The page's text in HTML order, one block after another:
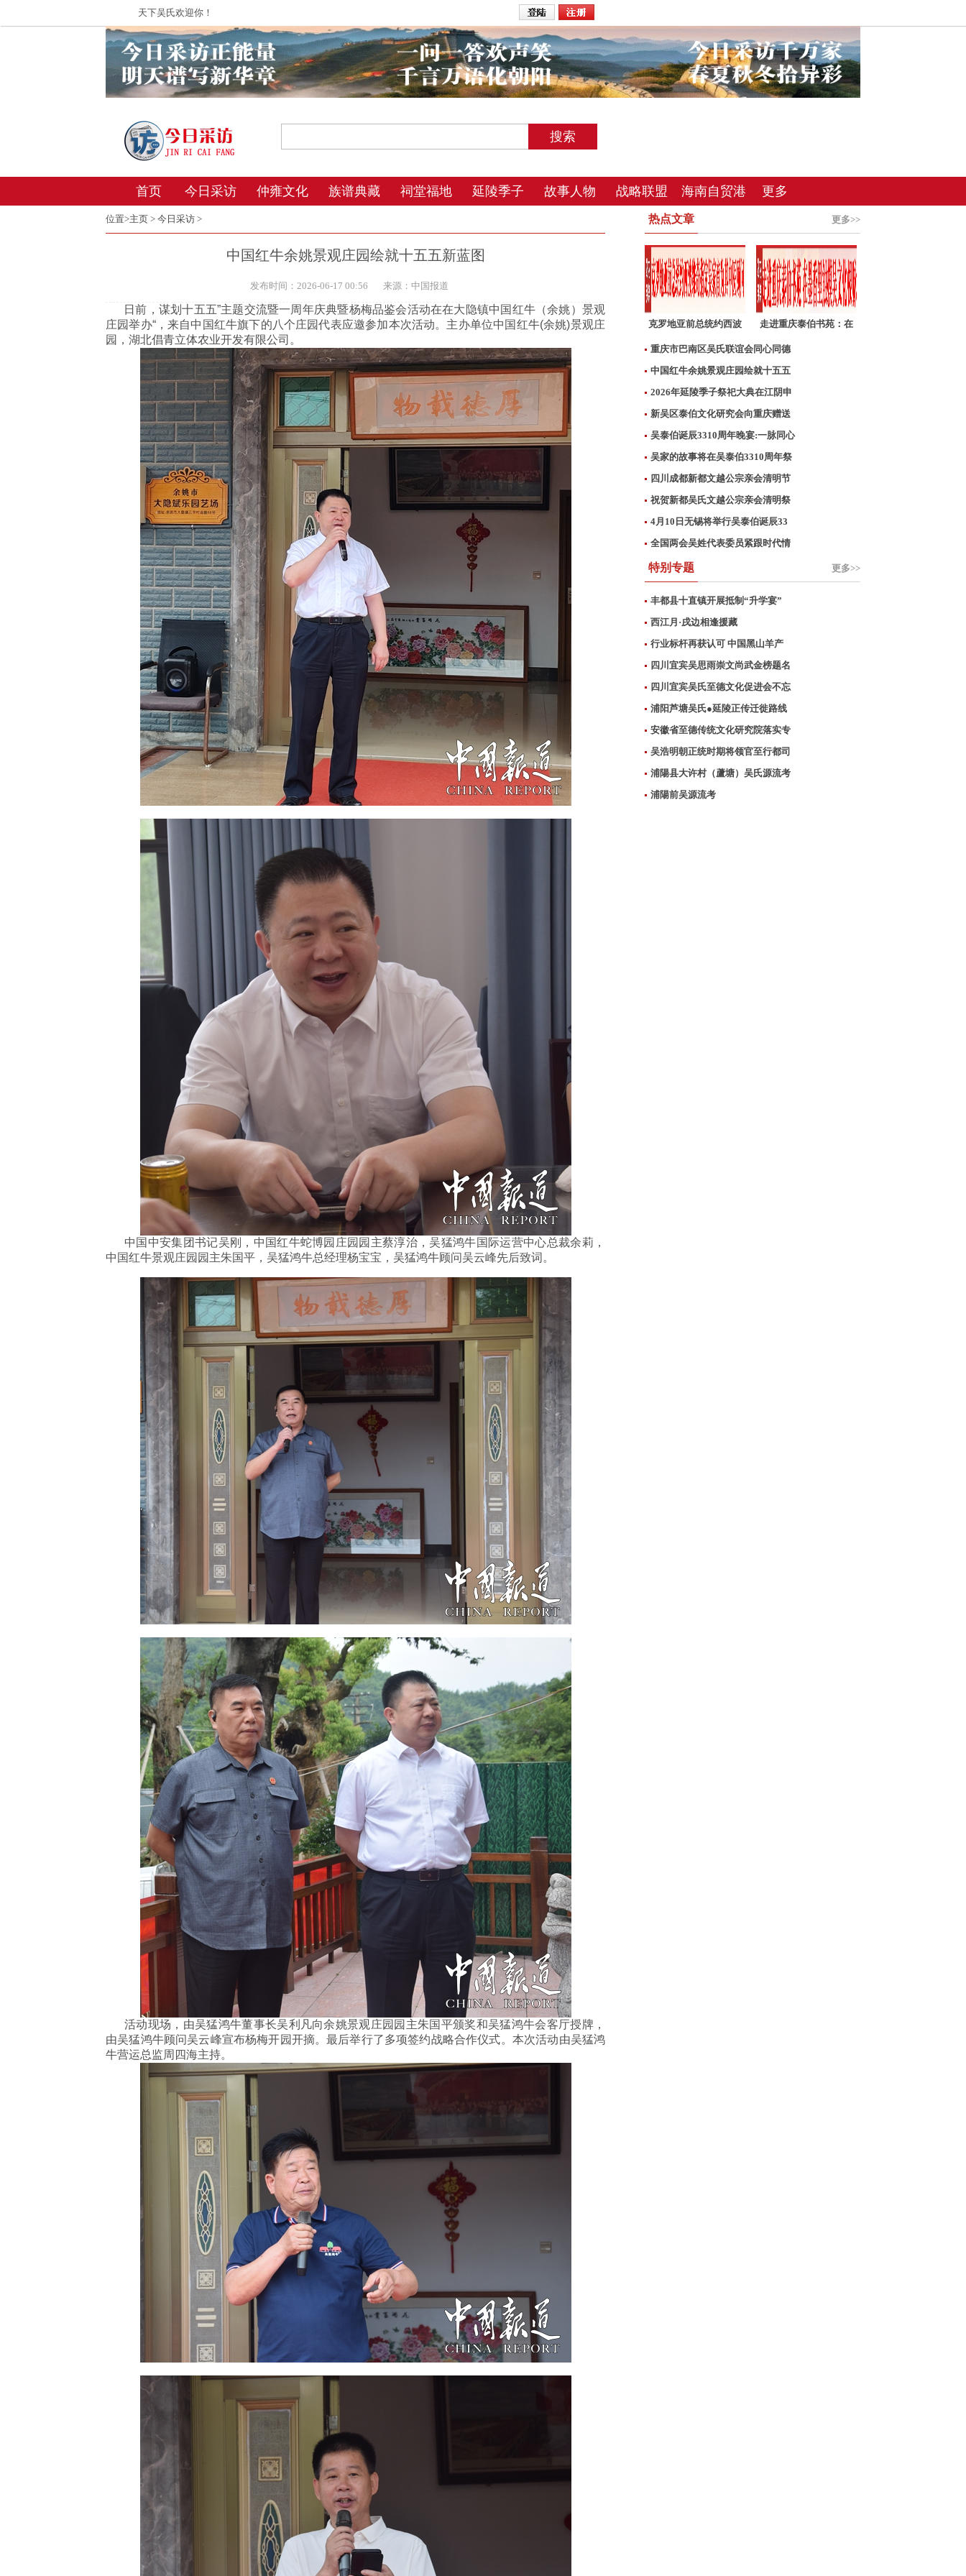
天下吴氏欢迎你！
2026年8月8日 7:43 星期六 农历丙午年(马) 五月初三 辰时
首页 今日采访 仲雍文化 族谱典藏 祠堂福地 延陵季子 故事人物 战略联盟
海南自贸港
更多
位置>主页 > 今日采访 >
中国红牛余姚景观庄园绘就十五五新蓝图
发布时间：2026-06-17 00:56 来源：中国报道
日前，谋划十五五”主题交流暨一周年庆典暨杨梅品鉴会活动在在大隐镇中国红牛（余姚）景观
庄园举办“，来自中国红牛旗下的八个庄园代表应邀参加本次活动。主办单位中国红牛(余姚)景观庄
园，湖北倡青立体农业开发有限公司。
中国中安集团书记吴刚，中国红牛蛇博园庄园园主蔡淳治，吴猛鸿牛国际运营中心总裁余莉，
中国红牛景观庄园园主朱国平，吴猛鸿牛总经理杨宝宝，吴猛鸿牛顾问吴云峰先后致词。
活动现场，由吴猛鸿牛董事长吴利凡向余姚景观庄园园主朱国平颁奖和吴猛鸿牛会客厅授牌，
由吴猛鸿牛顾问吴云峰宣布杨梅开园开摘。最后举行了多项签约战略合作仪式。本次活动由吴猛鸿
牛营运总监周四海主持。
热点文章 更多>>
克罗地亚前总统约西波
维
走进重庆泰伯书苑：在
重庆市巴南区吴氏联谊会同心同德
中国红牛余姚景观庄园绘就十五五
2026年延陵季子祭祀大典在江阴申
新吴区泰伯文化研究会向重庆赠送
吴泰伯诞辰3310周年晚宴:一脉同心
吴家的故事将在吴泰伯3310周年祭
四川成都新都文越公宗亲会清明节
祝贺新都吴氏文越公宗亲会清明祭
4月10日无锡将举行吴泰伯诞辰33
全国两会吴姓代表委员紧跟时代情
特别专题 更多>>
丰都县十直镇开展抵制“升学宴”
西江月·戌边相逢援藏
行业标杆再获认可 中国黑山羊产
四川宜宾吴思雨崇文尚武金榜题名
四川宜宾吴氏至德文化促进会不忘
浦阳芦塘吴氏●延陵正传迁徙路线
安徽省至德传统文化研究院落实专
吴浩明朝正统时期将领官至行都司
浦陽县大许村（蘆塘）吴氏源流考
浦陽前吴源流考